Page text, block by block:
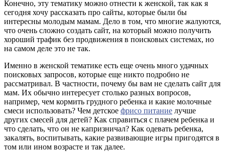
Конечно, эту тематику можно отнести к женской, так как я
сегодня хочу рассказать про сайты, которые были бы
интересны молодым мамам. Дело в том, что многие жалуются,
что очень сложно создать сайт, на который можно получить
хороший трафик без продвижения в поисковых системах, но
на самом деле это не так.
Именно в женской тематике есть еще очень много удачных
поисковых запросов, которые еще никто подробно не
рассматривал. В частности, почему бы вам не сделать сайт для
мам. Их обычно интересует столько разных вопросов,
например, чем кормить грудного ребенка и какие молочные
смеси использовать? Чем детское фрисо питание лучше
других смесей для детей? Как справиться с плачем ребенка и
что сделать, что он не капризничал? Как одевать ребенка,
закалять, воспитывать, какие развивающие игры пригодятся в
том или ином возрасте и так далее.